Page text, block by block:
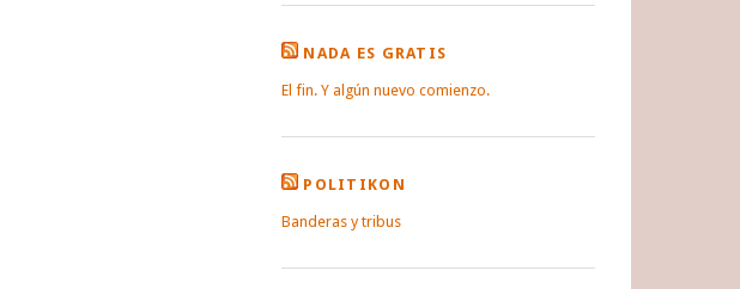
NADA ES GRATIS
El fin. Y algún nuevo comienzo.
POLITIKON
Banderas y tribus